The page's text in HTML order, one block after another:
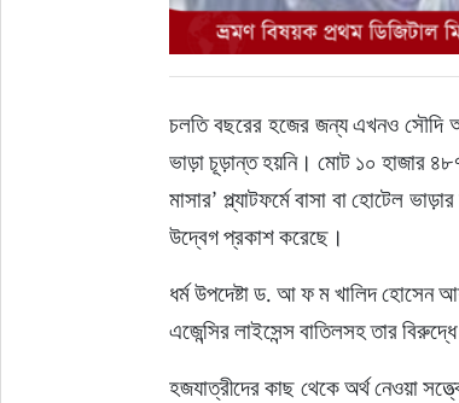
চলতি বছরের হজের জন্য এখনও সৌদি
ভাড়া চূড়ান্ত হয়নি। মোট ১০ হাজার
মাসার’ প্ল্যাটফর্মে বাসা বা হোটেল
উদ্বেগ প্রকাশ করেছে।
ধর্ম উপদেষ্টা ড. আ ফ ম খালিদ হোসেন
এজেন্সির লাইসেন্স বাতিলসহ তার
হজযাত্রীদের কাছ থেকে অর্থ নেওয়া